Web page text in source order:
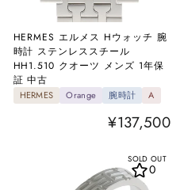
HERMES エルメス Hウォッチ 腕
時計 ステンレススチール
HH1.510 クオーツ メンズ 1年保
証 中古
HERMES Orange 腕時計 A
¥137,500
SOLD OUT
0